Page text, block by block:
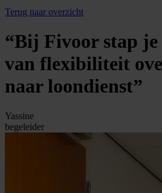
Terug naar overzicht
“Bij Fivoor stap je
van flexibiliteit
naar loondienst”
Yassine
begeleider